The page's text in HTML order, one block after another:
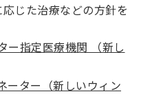
じた治療などの方針を
ー指定医療機関 （新し
ーター（新しいウィン